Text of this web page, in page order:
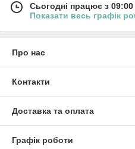
Сьогодні працює з
Показати весь графік
Про нас
Контакти
Доставка та оплата
Графік роботи